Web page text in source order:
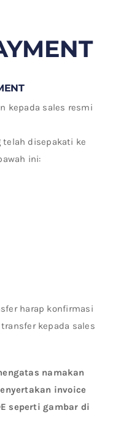
kepada sales resmi
telah disepakati ke
ini:
harap konfirmasi
kepada sales
namakan
invoice
seperti gambar di